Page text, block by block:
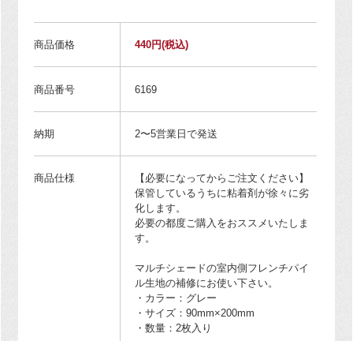
商品価格 440円(税込)
商品番号 6169
納期 2〜5営業日で発送
商品仕様
【必要になってからご注文ください】
保管しているうちに粘着剤が徐々に劣
化します。
必要の都度ご購入をおススメいたしま
す。
マルチシェードの室内側フレンチパイ
ル生地の補修にお使い下さい。
・カラー：グレー
・サイズ：90mm×200mm
・数量：2枚入り